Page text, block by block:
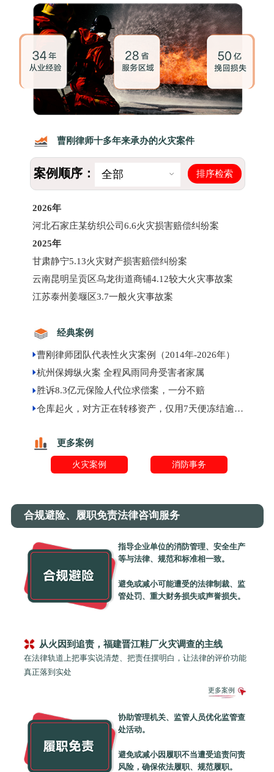
曹刚律师十多年来承办的火灾案件
案例顺序： 全部 排序检索
2026年
河北石家庄某纺织公司6.6火灾损害赔偿纠纷案
2025年
甘肃静宁5.13火灾财产损害赔偿纠纷案
云南昆明呈贡区乌龙街道商铺4.12较大火灾事故案
江苏泰州姜堰区3.7一般火灾事故案
经典案例
曹刚律师团队代表性火灾案例（2014年-2026年）
杭州保姆纵火案 全程风雨同舟受害者家属
胜诉8.3亿元保险人代位求偿案，一分不赔
仓库起火，对方正在转移资产，仅用7天便冻结逾千万元现金
更多案例
火灾案例 消防事务
合规避险、履职免责法律咨询服务
指导企业单位的消防管理、安全生产
等与法律、规范和标准相一致。
避免或减小可能遭受的法律制裁、监
管处罚、重大财务损失或声誉损失。
从火因到追责，福建晋江鞋厂火灾调查的主线
在法律轨道上把事实说清楚、把责任摆明白，让法律的评价功能
真正落到实处
更多案例
协助管理机关、监管人员优化监管查
处活动。
避免或减小因履职不当遭受追责问责
风险，确保依法履职、规范履职。